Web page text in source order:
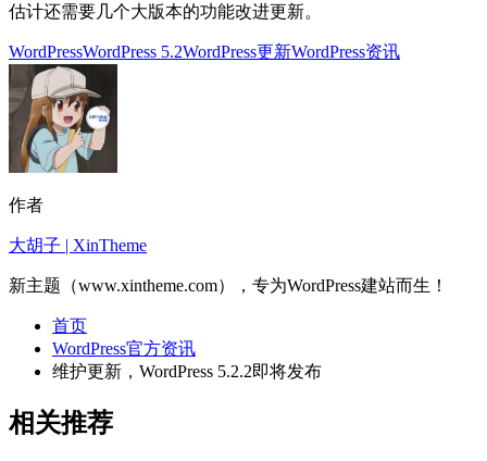
估计还需要几个大版本的功能改进更新。
WordPressWordPress 5.2WordPress更新WordPress资讯
作者
大胡子 | XinTheme
新主题（www.xintheme.com），专为WordPress建站而生！
首页
WordPress官方资讯
维护更新，WordPress 5.2.2即将发布
相关推荐